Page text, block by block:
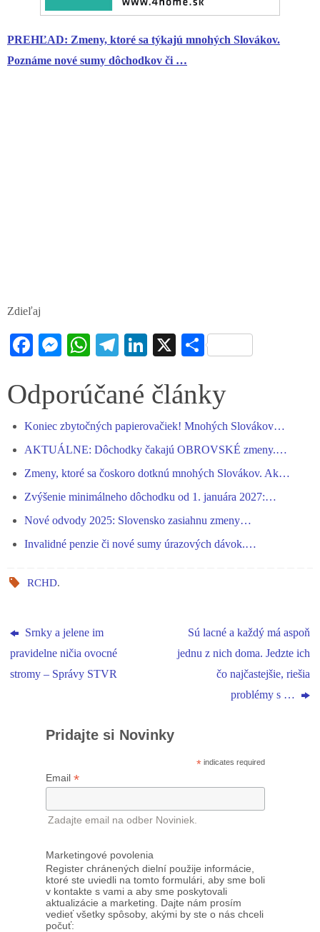
PREHĽAD: Zmeny, ktoré sa týkajú mnohých Slovákov.
Poznáme nové sumy dôchodkov či …
Zdieľaj
Fa
bo
ok
M
se
er
W
ts
pp
Te
gr
m
Li
ed
X S
re
Odporúčané články
Koniec zbytočných papierovačiek! Mnohých Slovákov…
AKTUÁLNE: Dôchodky čakajú OBROVSKÉ zmeny.…
Zmeny, ktoré sa čoskoro dotknú mnohých Slovákov. Ak…
Zvýšenie minimálneho dôchodku od 1. januára 2027:…
Nové odvody 2025: Slovensko zasiahnu zmeny…
Invalidné penzie či nové sumy úrazových dávok.…
RCHD.
Srnky a jelene im
pravidelne ničia ovocné
stromy – Správy STVR
Sú lacné a každý má aspoň
jednu z nich doma. Jedzte ich
čo najčastejšie, riešia
problémy s …
Pridajte si Novinky
* indicates required
Email *
Zadajte email na odber Noviniek.
Marketingové povolenia
Register chránených dielní použije informácie,
ktoré ste uviedli na tomto formulári, aby sme boli
v kontakte s vami a aby sme poskytovali
aktualizácie a marketing. Dajte nám prosím
vedieť všetky spôsoby, akými by ste o nás chceli
počuť: